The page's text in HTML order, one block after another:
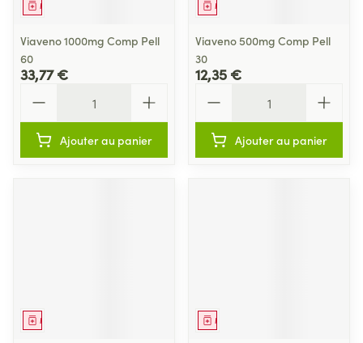
Médicament
Viaveno 1000mg Comp Pell
60
33,77 €
Ajouter au panier
Médicament
Viaveno 500mg Comp Pell
30
12,35 €
Ajouter au panier
Médicament Médicament